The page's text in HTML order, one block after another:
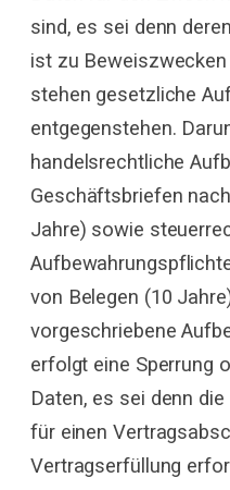
sind, es sei denn
ist zu
stehen gesetzliche
entgegenstehen.
handelsrechtliche
Geschäftsbriefen
Jahre) sowie
von Belegen (10
vorgeschriebene
erfolgt eine Sperrung
Daten, es sei denn
für einen
Vertragserfüllung